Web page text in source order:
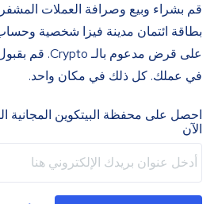
قم بشراء وبيع وصرافة العملات
في عملك. كل ذلك في مكان واحد.
احصل على محفظة البيتكوين المجانية
الآن